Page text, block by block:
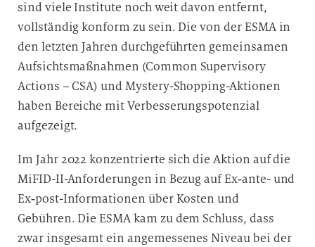
sind viele Institute noch weit davon entfernt,
vollständig konform zu sein. Die von der ESMA in
den letzten Jahren durchgeführten gemeinsamen
Aufsichtsmaßnahmen (Common Supervisory
Actions – CSA) und Mystery-Shopping-Aktionen
haben Bereiche mit Verbesserungspotenzial
aufgezeigt.
Im Jahr 2022 konzentrierte sich die Aktion auf die
MiFID-II-Anforderungen in Bezug auf Ex‑ante- und
Ex‑post-Informationen über Kosten und
Gebühren. Die ESMA kam zu dem Schluss, dass
zwar insgesamt ein angemessenes Niveau bei der